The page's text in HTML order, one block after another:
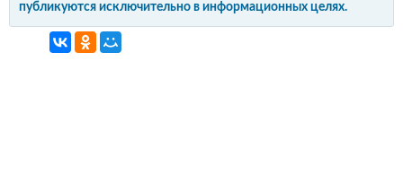
публикуются исключительно в информационных целях.